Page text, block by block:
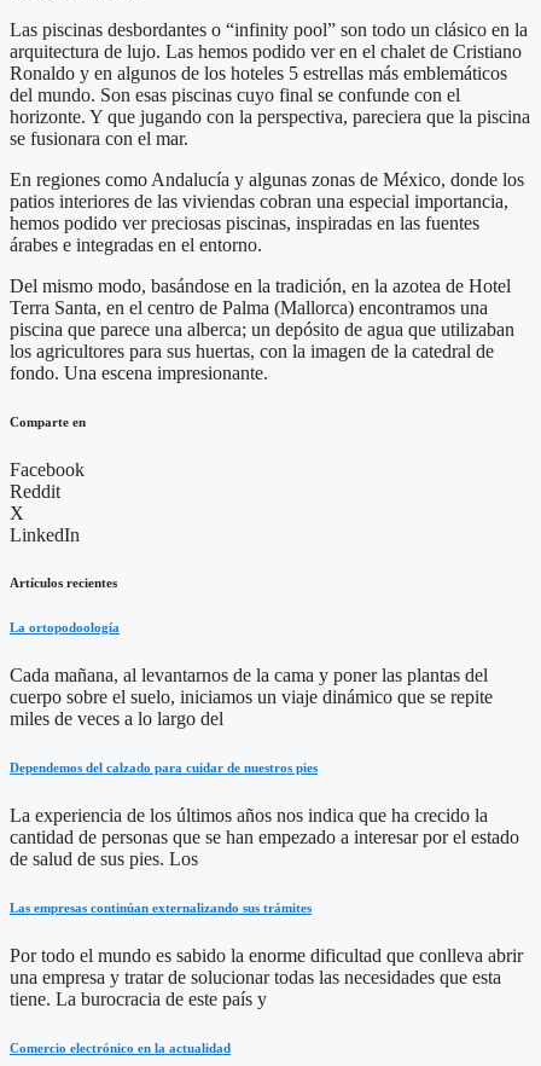
Las piscinas desbordantes o “infinity pool” son todo un clásico en la
arquitectura de lujo. Las hemos podido ver en el chalet de Cristiano
Ronaldo y en algunos de los hoteles 5 estrellas más emblemáticos
del mundo. Son esas piscinas cuyo final se confunde con el
horizonte. Y que jugando con la perspectiva, pareciera que la piscina
se fusionara con el mar.
En regiones como Andalucía y algunas zonas de México, donde los
patios interiores de las viviendas cobran una especial importancia,
hemos podido ver preciosas piscinas, inspiradas en las fuentes
árabes e integradas en el entorno.
Del mismo modo, basándose en la tradición, en la azotea de Hotel
Terra Santa, en el centro de Palma (Mallorca) encontramos una
piscina que parece una alberca; un depósito de agua que utilizaban
los agricultores para sus huertas, con la imagen de la catedral de
fondo. Una escena impresionante.
Comparte en
Facebook
Reddit
X
LinkedIn
Artículos recientes
La ortopodoología
Cada mañana, al levantarnos de la cama y poner las plantas del
cuerpo sobre el suelo, iniciamos un viaje dinámico que se repite
miles de veces a lo largo del
Dependemos del calzado para cuidar de nuestros pies
La experiencia de los últimos años nos indica que ha crecido la
cantidad de personas que se han empezado a interesar por el estado
de salud de sus pies. Los
Las empresas continúan externalizando sus trámites
Por todo el mundo es sabido la enorme dificultad que conlleva abrir
una empresa y tratar de solucionar todas las necesidades que esta
tiene. La burocracia de este país y
Comercio electrónico en la actualidad